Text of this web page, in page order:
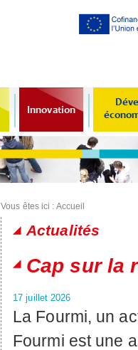
Innovation
Vous êtes ici : Accueil
Actualités
Cap sur la
17 juillet 2026
La Fourmi, un
Fourmi est une
Pages